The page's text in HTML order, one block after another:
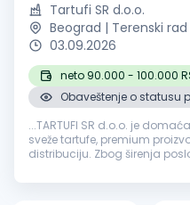
Tartufi SR d.o.o.
Beograd | Terenski rad
03.09.2026
neto 90.000 - 100.000
Obaveštenje o statusu
...TARTUFI SR d.o.o. je
sveže tartufe, premium
distribuciju. Zbog širenja
teritoriji Beograda...